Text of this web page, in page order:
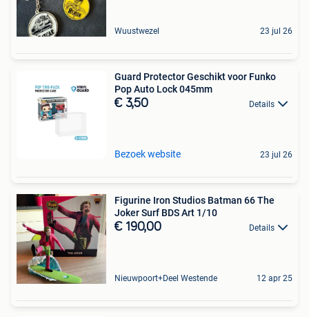
Wuustwezel 23 jul 26
Guard Protector Geschikt voor Funko
Pop Auto Lock 045mm
€ 3,50 Details
Bezoek website 23 jul 26
Figurine Iron Studios Batman 66 The
Joker Surf BDS Art 1/10
€ 190,00 Details
Nieuwpoort+Deel Westende 12 apr 25